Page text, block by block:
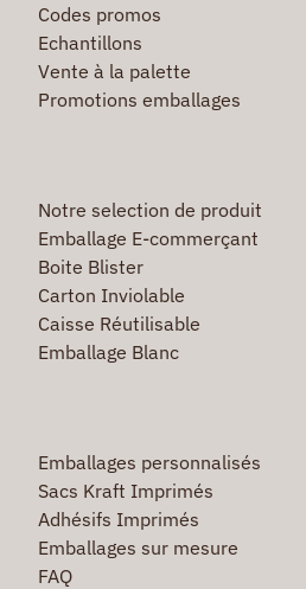
Codes promos
Echantillons
Vente à la palette
Promotions emballages
Notre selection de produit
Emballage E-commerçant
Boite Blister
Carton Inviolable
Caisse Réutilisable
Emballage Blanc
Emballages personnalisés
Sacs Kraft Imprimés
Adhésifs Imprimés
Emballages sur mesure
FAQ